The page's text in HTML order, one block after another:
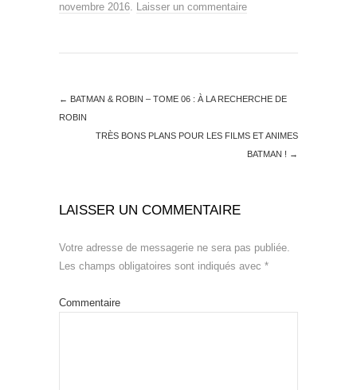
novembre 2016. Laisser un commentaire
← BATMAN & ROBIN – TOME 06 : À LA RECHERCHE DE
ROBIN
TRÈS BONS PLANS POUR LES FILMS ET ANIMES
BATMAN ! →
LAISSER UN COMMENTAIRE
Votre adresse de messagerie ne sera pas publiée.
Les champs obligatoires sont indiqués avec *
Commentaire